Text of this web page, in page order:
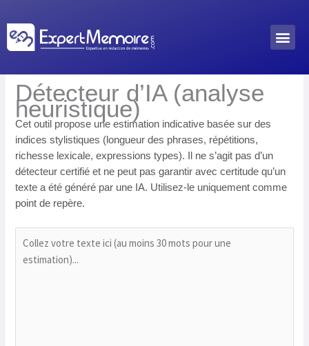
au
contenu
Détecteur d’IA (analyse
heuristique)
Cet outil propose une estimation indicative basée sur des
indices stylistiques (longueur des phrases, répétitions,
richesse lexicale, expressions types). Il ne s’agit pas d’un
détecteur certifié et ne peut pas garantir avec certitude qu’un
texte a été généré par une IA. Utilisez-le uniquement comme
point de repère.